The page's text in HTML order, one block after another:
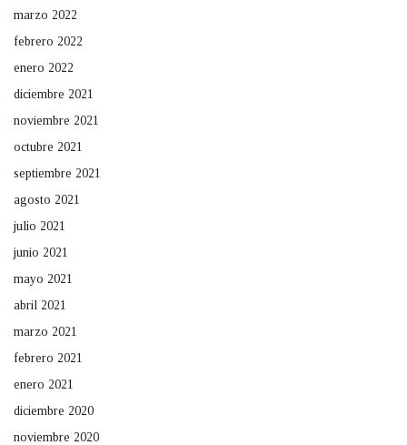
marzo 2022
febrero 2022
enero 2022
diciembre 2021
noviembre 2021
octubre 2021
septiembre 2021
agosto 2021
julio 2021
junio 2021
mayo 2021
abril 2021
marzo 2021
febrero 2021
enero 2021
diciembre 2020
noviembre 2020